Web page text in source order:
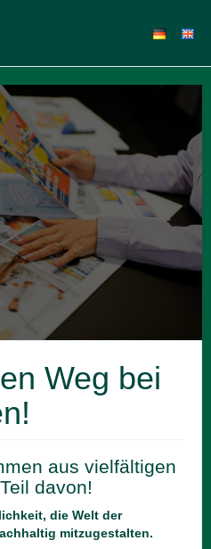
Weg bei
aus vielfältigen
davon!
die Welt der
mitzugestalten.